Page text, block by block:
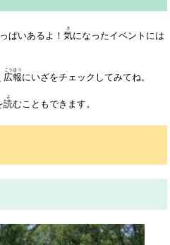
ぱいあるよ！気
き
になったイベントには
広報
こうほう
にいざをチェックしてみてね。
読
よ
むこともできます。